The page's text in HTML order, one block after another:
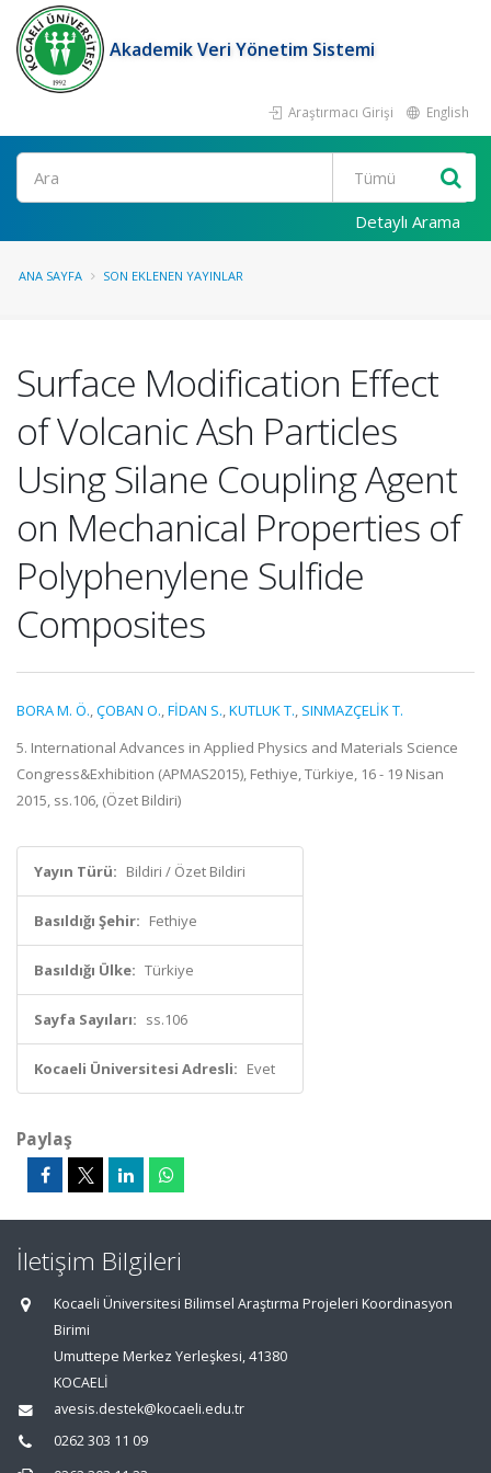
Akademik Veri Yönetim Sistemi
Araştırmacı Girişi English
Ara
Detaylı Arama
ANA SAYFA SON EKLENEN YAYINLAR
Surface Modification Effect
of Volcanic Ash Particles
Using Silane Coupling Agent
on Mechanical Properties of
Polyphenylene Sulfide
Composites
BORA M. Ö.,ÇOBAN O.,FİDAN S.,KUTLUK T., SINMAZÇELİK T.
5. International Advances in Applied Physics and Materials Science
Congress&Exhibition (APMAS2015), Fethiye, Türkiye, 16 - 19 Nisan
2015, ss.106, (Özet Bildiri)
Yayın Türü: Bildiri / Özet Bildiri
Basıldığı Şehir: Fethiye
Basıldığı Ülke: Türkiye
Sayfa Sayıları: ss.106
Kocaeli Üniversitesi Adresli: Evet
Paylaş
İletişim Bilgileri
Kocaeli Üniversitesi Bilimsel Araştırma Projeleri Koordinasyon
Birimi
Umuttepe Merkez Yerleşkesi, 41380
KOCAELİ
avesis.destek@kocaeli.edu.tr
0262 303 11 09